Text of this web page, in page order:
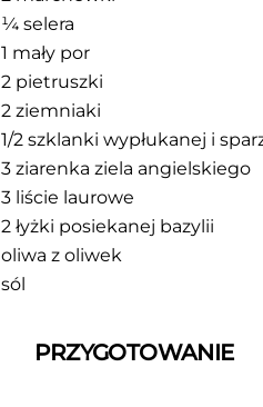
¼ selera
1 mały por
2 pietruszki
2 ziemniaki
1/2 szklanki wypłukanej i
3 ziarenka ziela angielskiego
3 liście laurowe
2 łyżki posiekanej bazylii
oliwa z oliwek
sól
PRZYGOTOWANIE